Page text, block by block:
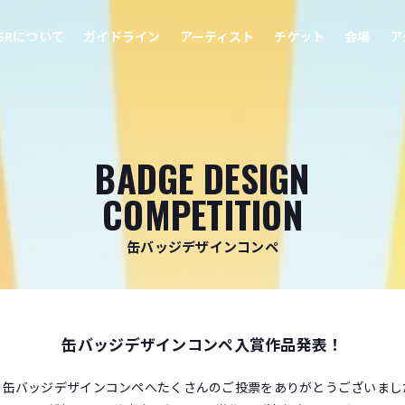
について ガイドライン アーティスト チケット 会場
BADGE DESIGN
COMPETITION
缶バッジデザインコンペ
缶バッジデザインコンペ入賞作品発表！
バッジデザインコンペへたくさんのご投票をありがとうございま